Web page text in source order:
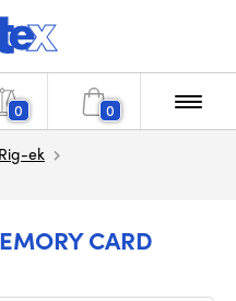
0 0
ek
CARD